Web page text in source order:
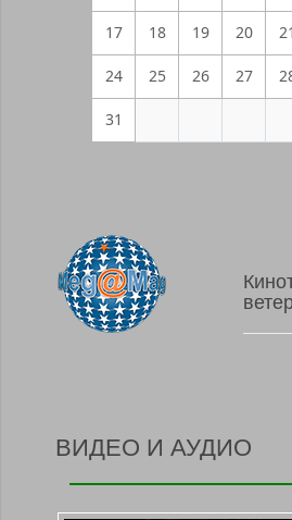
17 18 19 20 21
24 25 26 27
31
ВИДЕО И АУДИО